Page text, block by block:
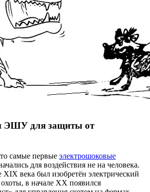
ЭШУ для защиты от
самые первые электрошоковые
для воздействия не на человека.
века был изобретён электрический
в начале XX появился